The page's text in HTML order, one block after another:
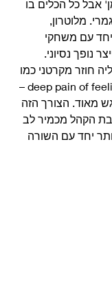
אבל כל הכלים בו
מלוטרון,
עם משחקי
נופך נסיוני.
חוזר מקרטני כמו
בתחילת האלבום, deep pain of feeling –
מאוד. הצורך הזה
הקהל מכמיר לב
יחד עם השורה